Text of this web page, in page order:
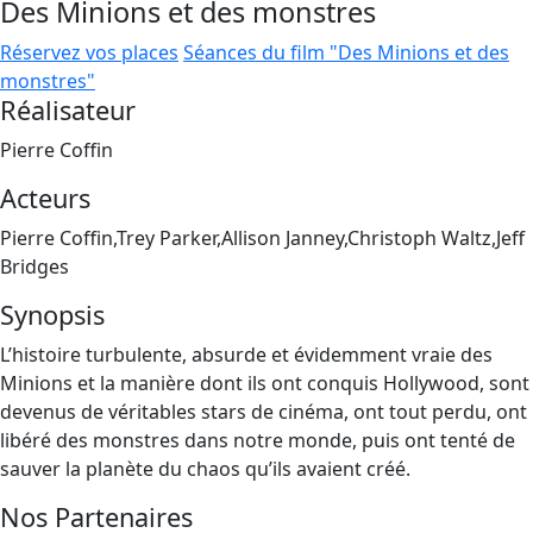
Des Minions et des monstres
Réservez vos places Séances du film "Des Minions et des
monstres"
Réalisateur
Pierre Coffin
Acteurs
Pierre Coffin,Trey Parker,Allison Janney,Christoph Waltz,Jeff
Bridges
Synopsis
L’histoire turbulente, absurde et évidemment vraie des
Minions et la manière dont ils ont conquis Hollywood, sont
devenus de véritables stars de cinéma, ont tout perdu, ont
libéré des monstres dans notre monde, puis ont tenté de
sauver la planète du chaos qu’ils avaient créé.
Nos Partenaires